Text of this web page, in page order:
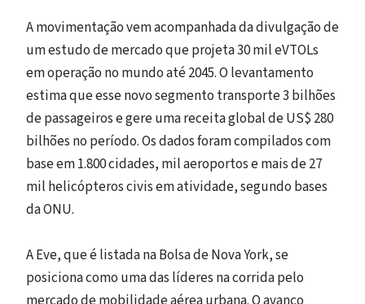
A movimentação vem acompanhada da divulgação de
um estudo de mercado que projeta 30 mil eVTOLs
em operação no mundo até 2045. O levantamento
estima que esse novo segmento transporte 3 bilhões
de passageiros e gere uma receita global de US$ 280
bilhões no período. Os dados foram compilados com
base em 1.800 cidades, mil aeroportos e mais de 27
mil helicópteros civis em atividade, segundo bases
da ONU.
A Eve, que é listada na Bolsa de Nova York, se
posiciona como uma das líderes na corrida pelo